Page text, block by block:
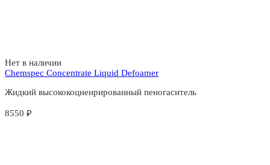
Нет в наличии
Chemspec Concentrate Liquid Defoamer
Жидкий высококоцненрированный пеногаситель
8550 ₽